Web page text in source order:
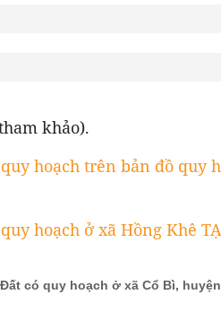
khảo).
hoạch trên bản đồ quy
hoạch ở xã Hồng Khê